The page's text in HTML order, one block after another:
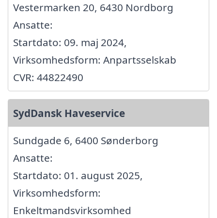
Vestermarken 20, 6430 Nordborg
Ansatte:
Startdato: 09. maj 2024,
Virksomhedsform: Anpartsselskab
CVR: 44822490
SydDansk Haveservice
Sundgade 6, 6400 Sønderborg
Ansatte:
Startdato: 01. august 2025,
Virksomhedsform:
Enkeltmandsvirksomhed